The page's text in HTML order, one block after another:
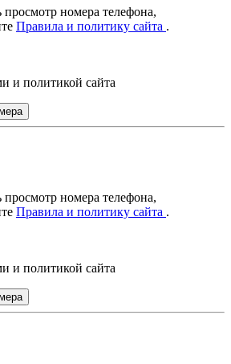
номера телефона,
Правила и политику сайта .
и политикой сайта
номера телефона,
Правила и политику сайта .
и политикой сайта